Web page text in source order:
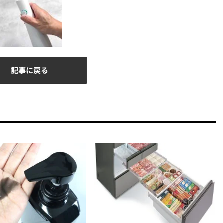
記事に戻る